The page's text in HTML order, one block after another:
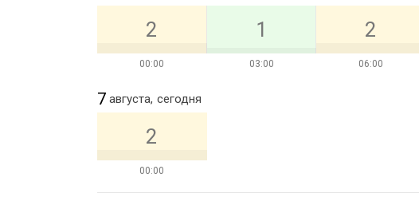
00:00
2
03:00
1
06:00
2
7 августа, сегодня
00:00
2